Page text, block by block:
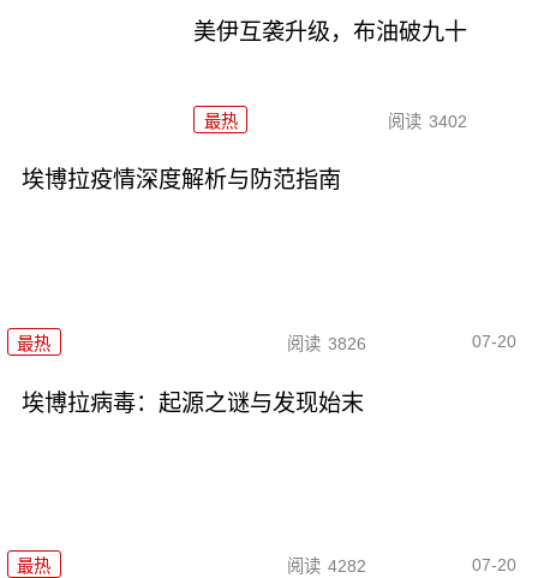
美伊互袭升级，布油破九十
最热 阅读 3402
埃博拉疫情深度解析与防范指南
最热 阅读 3826 07-20
埃博拉病毒：起源之谜与发现始末
最热 阅读 4282 07-20